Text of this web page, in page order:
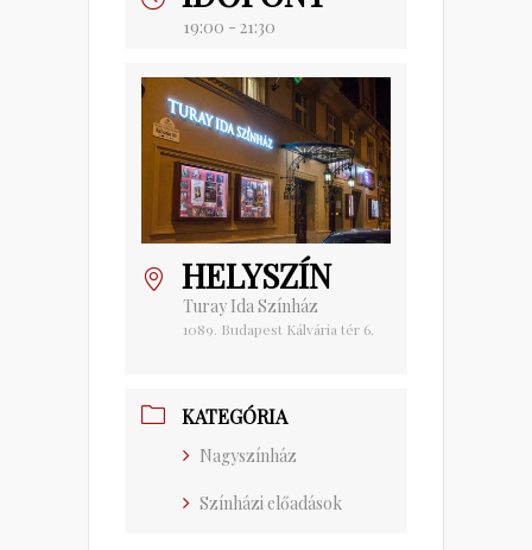
19:00 - 21:30
HELYSZÍN
Turay Ida Színház
1089. Budapest Kálvária tér 6.
KATEGÓRIA
Nagyszínház
Színházi előadások